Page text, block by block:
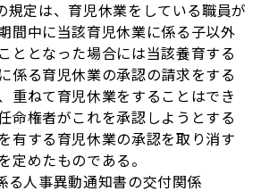
定は、育児休業をしている職員が
間中に当該育児休業に係る子以外
ととなった場合には当該養育する
係る育児休業の承認の請求をする
重ねて育児休業をすることはでき
命権者がこれを承認しようとする
有する育児休業の承認を取り消す
定めたものである。
人事異動通知書の交付関係